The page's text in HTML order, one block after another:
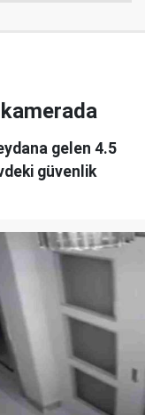
gelen 4.5
güvenlik